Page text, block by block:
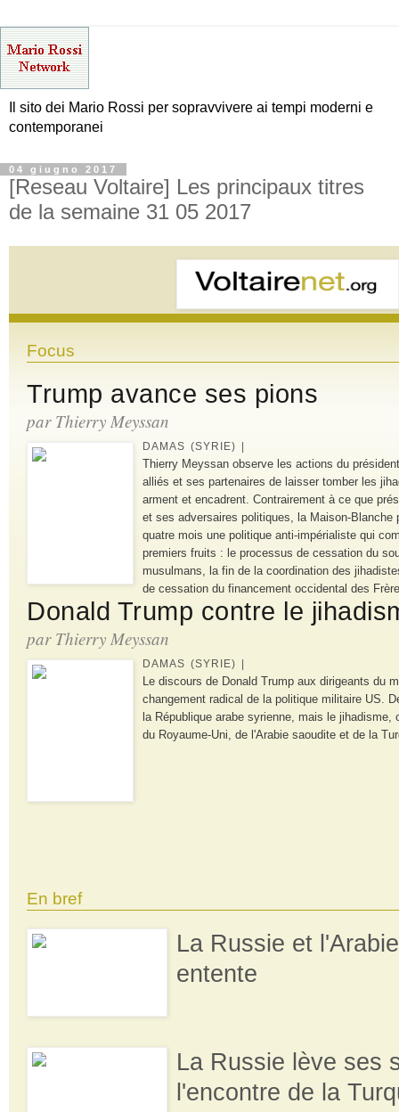
Il sito dei Mario Rossi per sopravvivere ai tempi moderni e
contemporanei
04 giugno 2017
[Reseau Voltaire] Les principaux titres
de la semaine 31 05 2017
Focus
Trump avance ses pions
par Thierry Meyssan
DAMAS (SYRIE) |
Thierry Meyssan observe les actions du
alliés et ses partenaires de laisser tomber les
arment et encadrent. Contrairement à ce que
et ses adversaires politiques, la Maison-Blanche
quatre mois une politique anti-impérialiste qui
premiers fruits : le processus de cessation du
musulmans, la fin de la coordination des
de cessation du financement occidental des
Donald Trump contre le
par Thierry Meyssan
DAMAS (SYRIE) |
Le discours de Donald Trump aux dirigeants du
changement radical de la politique militaire US.
la République arabe syrienne, mais le jihadisme,
du Royaume-Uni, de l'Arabie saoudite et de la
En bref
La Russie et
entente
La Russie lève ses
l'encontre de la